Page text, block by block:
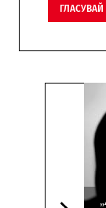
ГЛАСУВАЙ